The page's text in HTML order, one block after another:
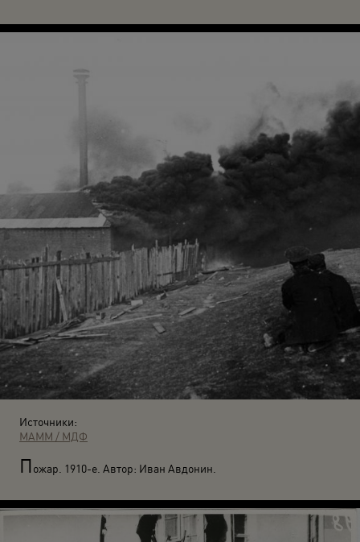
Источники:
МАММ / МДФ
Пожар. 1910-е. Автор: Иван Авдонин.